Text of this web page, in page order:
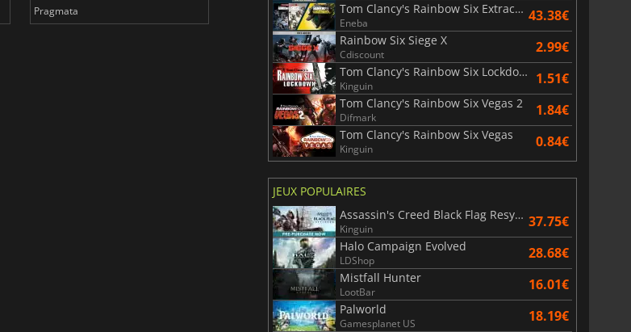
Pragmata Total War WARHAMMER 3 Lies Of P Tom Clancy's Rainbow Six Extraction United Bundle
Eneba 43.38€
Rainbow Six Siege X
Cdiscount 2.99€
Tom Clancy's Rainbow Six Lockdown
Kinguin 1.51€
Tom Clancy's Rainbow Six Vegas 2
Difmark 1.84€
Tom Clancy's Rainbow Six Vegas
Kinguin 0.84€
JEUX POPULAIRES
Assassin's Creed Black Flag Resynced
Kinguin 37.75€
Halo Campaign Evolved
LDShop 28.68€
Mistfall Hunter
LootBar 16.01€
Palworld
Gamesplanet US 18.19€